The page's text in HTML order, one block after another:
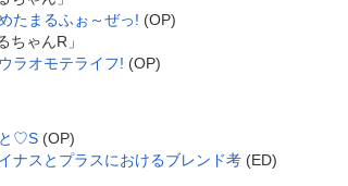
たまるふぉ～ぜっ! (OP)
ちゃんR」
ラオモテライフ! (OP)
♡S (OP)
ナスとプラスにおけるブレンド考 (ED)